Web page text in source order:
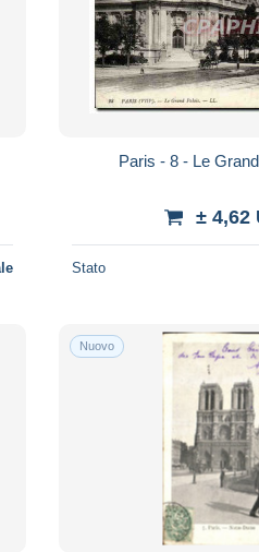
Paris - 8 - Le
± 4,62
Stato
Nuovo